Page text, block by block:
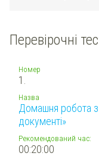
Перевірочні
Номер
1.
Назва
Домашня робота
документі»
Рекомендований час:
00:20:00